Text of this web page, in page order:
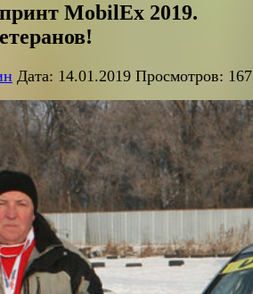
MobilEx 2019.
Дата: 14.01.2019 Просмотров: